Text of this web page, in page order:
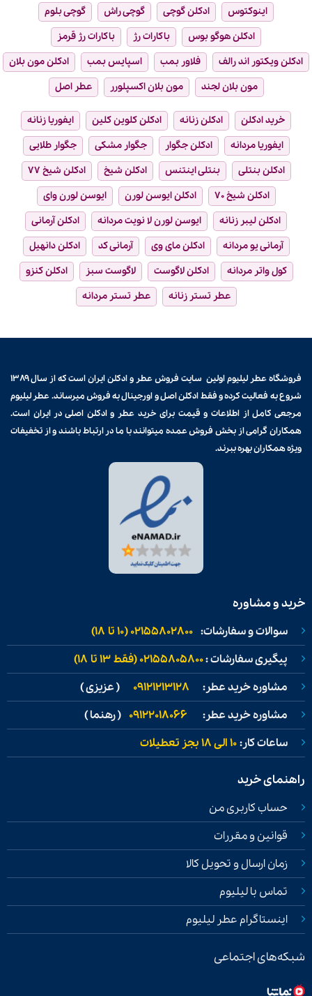
اینوکتوس
ادکلن گوچی گوچی راش
گوچی بلوم
ادکلن هوگو بوس
باکارات رژ
باکارات رژ قرمز
ادکلن ویکتور اند رالف
فلاور بمب اسپایس بمب
ادکلن مون بلان
مون بلان لجند
مون بلان اکسپلورر عطر اصل
خرید ادکلن ادکلن زنانه ادکلن کلوین کلین
ایفوریا زنانه
ایفوریا مردانه
ادکلن جگوار جگوار مشکی
جگوار طلایی
ادکلن بنتلی
بنتلی اینتنس ادکلن شیخ
ادکلن شیخ ۷۷
ادکلن شیخ ۷۰
ادکلن ایوسن لورن
ایوسن لورن وای
ادکلن لیبر زنانه
ایوسن لورن لا نویت مردانه
ادکلن آرمانی
آرمانی یو مردانه
ادکلن مای وی آرمانی کد
ادکلن دانهیل
کول واتر مردانه
ادکلن لاگوست لاگوست سبز
ادکلن کنزو
عطر تستر زنانه
عطر تستر مردانه
فروشگاه عطر لیلیوم اولین سایت فروشعطر و ادکلن
ایران است که از سال ۱۳۸۹
شروع به فعالیت کرده و فقط ادکلن اصل و اورجینال به فروش میرساند. عطر لیلیوم
مرجعی کامل از اطلاعات و قیمت برایخرید عطر و ادکلن اصلی در ایران است.
همکاران گرامی از بخش فروش عمده میتوانند با ما در ارتباط باشند و از تخفیفات
ویژه همکاران بهره ببرند.
خرید و مشاوره
سوالات و سفارشات: 02155802800 (۱۰ تا ۱۸)
پیگیری سفارشات :02155805800 (فقط ۱۳ تا ۱۸)
مشاوره خرید عطر: 09121213128 ( عزیزی )
مشاوره خرید عطر: 09122018066 ( رهنما )
ساعات کار:۱۰ الی ۱۸ بجز تعطیلات
راهنمای خرید
حساب کاربری من
قوانین و مقررات
زمان ارسال و تحویل کالا
تماس با لیلیوم
اینستاگرام عطر لیلیوم
شبکه‌های اجتماعی